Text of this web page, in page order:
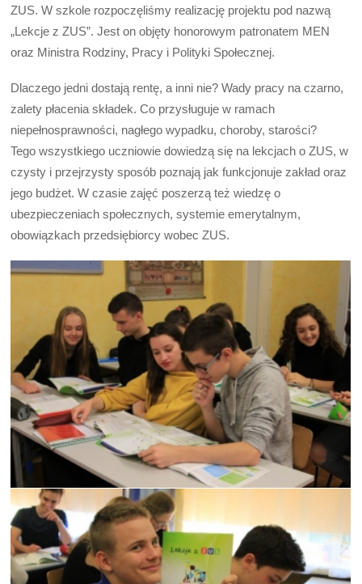
ZUS. W szkole rozpoczęliśmy realizację projektu pod nazwą
„Lekcje z ZUS”. Jest on objęty honorowym patronatem MEN
oraz Ministra Rodziny, Pracy i Polityki Społecznej.
Dlaczego jedni dostają rentę, a inni nie? Wady pracy na czarno,
zalety płacenia składek. Co przysługuje w ramach
niepełnosprawności, nagłego wypadku, choroby, starości?
Tego wszystkiego uczniowie dowiedzą się na lekcjach o ZUS, w
czysty i przejrzysty sposób poznają jak funkcjonuje zakład oraz
jego budżet. W czasie zajęć poszerzą też wiedzę o
ubezpieczeniach społecznych, systemie emerytalnym,
obowiązkach przedsiębiorcy wobec ZUS.